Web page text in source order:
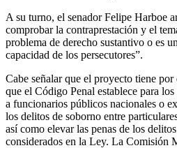
A su turno, el senador Felipe Harboe
comprobar la contraprestación y el
problema de derecho sustantivo o es
capacidad de los persecutores”.
Cabe señalar que el proyecto tiene
que el Código Penal establece para
a funcionarios públicos nacionales o
los delitos de soborno entre
así como elevar las penas de los
considerados en la Ley. La Comisión